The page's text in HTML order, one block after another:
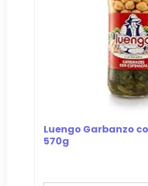
Luengo Garbanzo
570g